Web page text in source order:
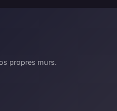
propres murs.